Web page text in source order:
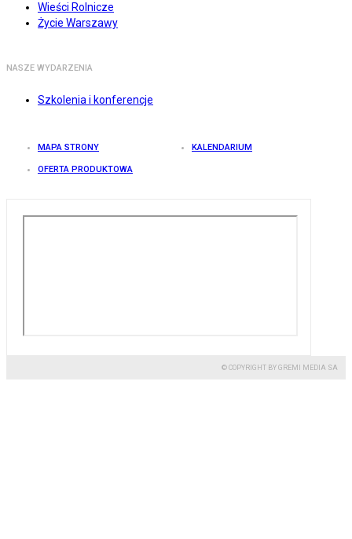
Wieści Rolnicze
Życie Warszawy
NASZE WYDARZENIA
Szkolenia i konferencje
MAPA STRONY KALENDARIUM
OFERTA PRODUKTOWA
© COPYRIGHT BY GREMI MEDIA SA